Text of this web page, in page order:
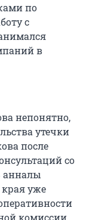
по
с
в
непонятно,
утечки
после
со
анналы
уже
комиссии.